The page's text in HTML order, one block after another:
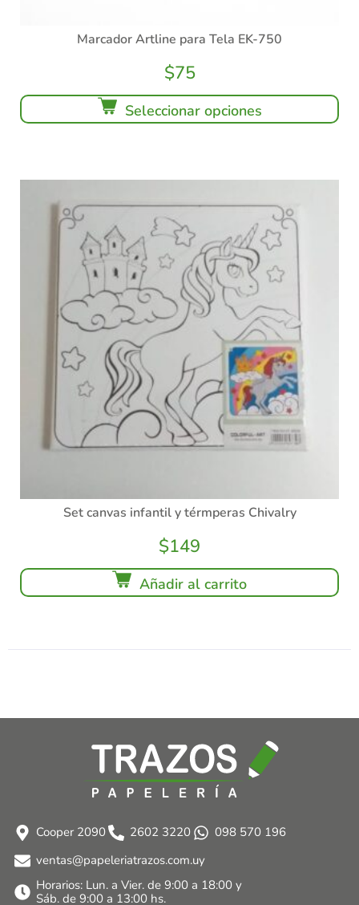
Marcador Artline para Tela EK-750
$75
Seleccionar opciones
Set canvas infantil y térmperas Chivalry
$149
Añadir al carrito
Cooper 2090 2602 3220
098 570 196
ventas@papeleriatrazos.com.uy
Horarios: Lun. a Vier. de 9:00 a 18:00 y
Sáb. de 9:00 a 13:00 hs.